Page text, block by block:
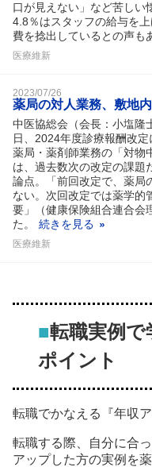
口が見えない」など苦しい
4.8％はスタッフの給与を
費を捻出しているとの声も
医療維新
2023/07/26
薬局の対人業務、敷地
中医協総会（会長：小塩隆
日、2024年度診療報酬改
薬局・薬剤師業務の「対物
は、過去数次の改定の課題
論点。「前回改定で、薬局
ない。次回改定では薬学的
要」（健康保険組合連合会
た。
続きを見る
医療維新
■転職実例
ポイント
転職でかなえる『年収
転職する際、自分に合
アップした方の実例を